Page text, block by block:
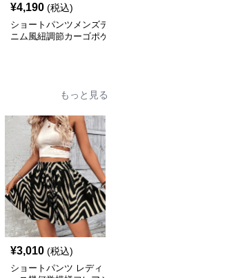
¥4,190 (税込)
ショートパンツメンズデ
ニム風紐調節カーゴポケ
もっと見る
¥3,010 (税込)
ショートパンツ レディ